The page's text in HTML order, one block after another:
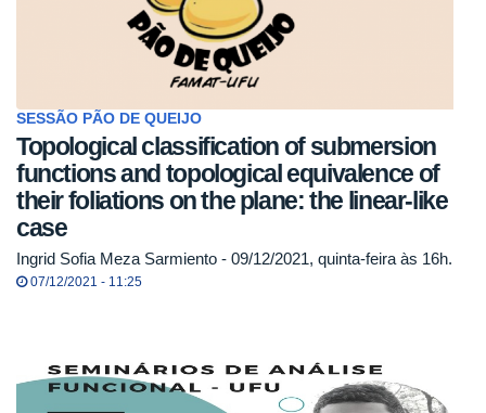
SESSÃO PÃO DE QUEIJO
Topological classification of submersion
functions and topological equivalence of
their foliations on the plane: the linear-like
case
Ingrid Sofia Meza Sarmiento - 09/12/2021, quinta-feira às 16h.
07/12/2021 - 11:25